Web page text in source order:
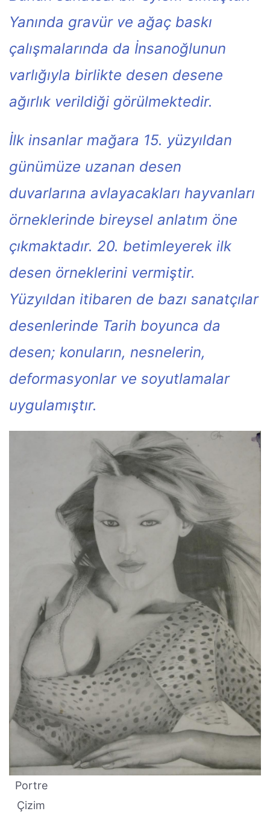
Yanında gravür ve ağaç baskı
çalışmalarında da İnsanoğlunun
varlığıyla birlikte desen desene
ağırlık verildiği görülmektedir.
İlk insanlar mağara 15. yüzyıldan
günümüze uzanan desen
duvarlarına avlayacakları hayvanları
örneklerinde bireysel anlatım öne
çıkmaktadır. 20. betimleyerek ilk
desen örneklerini vermiştir.
Yüzyıldan itibaren de bazı sanatçılar
desenlerinde Tarih boyunca da
desen; konuların, nesnelerin,
deformasyonlar ve soyutlamalar
uygulamıştır.
Portre
Çizim